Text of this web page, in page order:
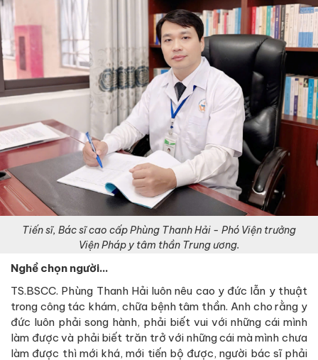
Tiến sĩ, Bác sĩ cao cấp Phùng Thanh Hải - Phó Viện trưởng
Viện Pháp y tâm thần Trung ương.
Nghề chọn người…
TS.BSCC. Phùng Thanh Hải luôn nêu cao y đức lẫn y thuật
trong công tác khám, chữa bệnh tâm thần. Anh cho rằng y
đức luôn phải song hành, phải biết vui với những cái mình
làm được và phải biết trăn trở với những cái mà mình chưa
làm được thì mới khá, mới tiến bộ được, người bác sĩ phải